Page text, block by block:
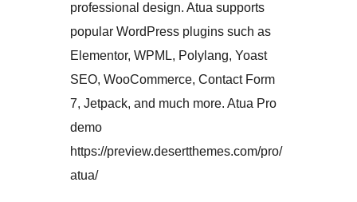
professional design. Atua supports
popular WordPress plugins such as
Elementor, WPML, Polylang, Yoast
SEO, WooCommerce, Contact Form
7, Jetpack, and much more. Atua Pro
demo
https://preview.desertthemes.com/pro/
atua/